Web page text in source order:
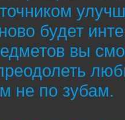
будет
вы
не по зубам.